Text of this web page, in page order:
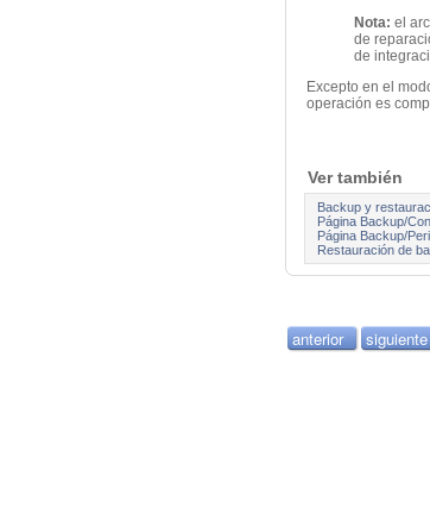
Nota: el
de
de
Excepto en el
operación es
Ver también
Backup y
Página Backup/
Página Backup/
Restauración de
anterior siguiente